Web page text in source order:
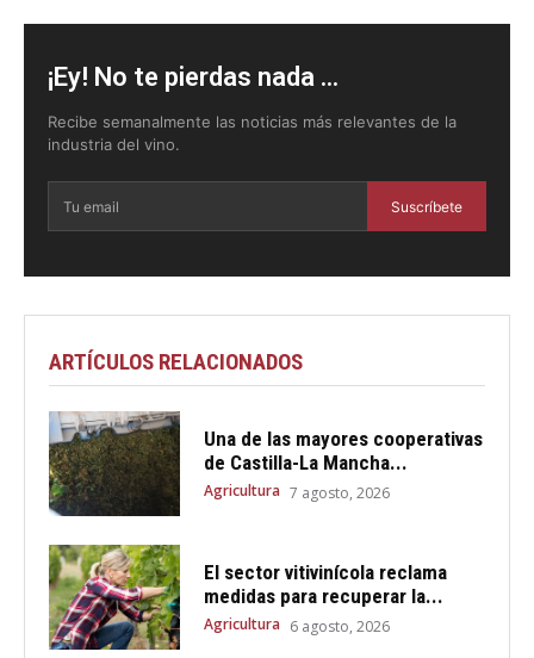
¡Ey! No te pierdas nada ...
Recibe semanalmente las noticias más relevantes de la
industria del vino.
Suscríbete
ARTÍCULOS RELACIONADOS
Una de las mayores cooperativas
de Castilla-La Mancha...
Agricultura 7 agosto, 2026
El sector vitivinícola reclama
medidas para recuperar la...
Agricultura 6 agosto, 2026